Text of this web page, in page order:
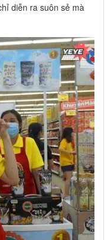
diễn ra suôn sẻ mà